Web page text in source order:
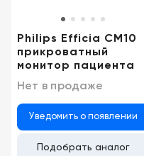
Philips Efficia CM10
прикроватный
монитор пациента
Нет в продаже
Уведомить о появлении
Подобрать аналог